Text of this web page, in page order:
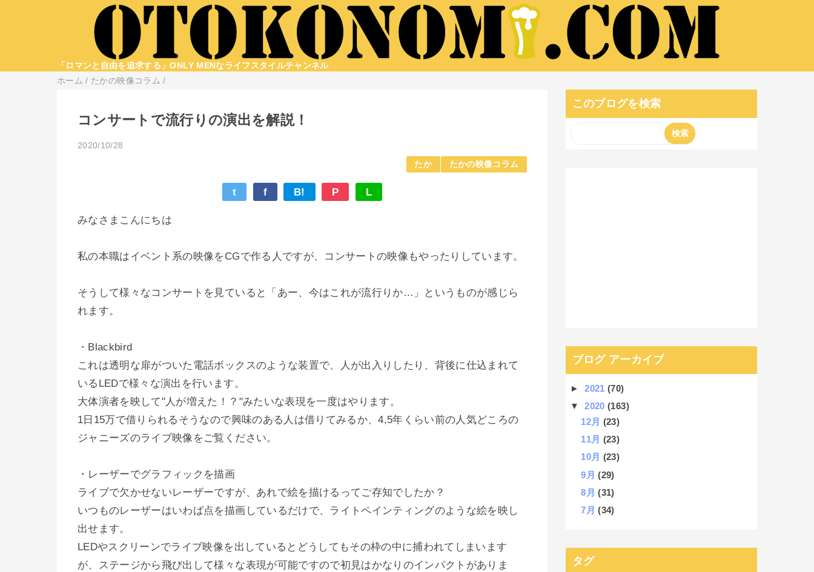
「ロマンと自由を追求する」ONLY MENなライフスタイルチャンネル
ホーム / たかの映像コラム /
コンサートで流行りの演出を解説！
2020/10/28
たか たかの映像コラム
t f B! P L
みなさまこんにちは
私の本職はイベント系の映像をCGで作る人ですが、コンサートの映像もやったりしています。
そうして様々なコンサートを見ていると「あー、今はこれが流行りか…」というものが感じら
れます。
・Blackbird
これは透明な扉がついた電話ボックスのような装置で、人が出入りしたり、背後に仕込まれて
いるLEDで様々な演出を行います。
大体演者を映して"人が増えた！？"みたいな表現を一度はやります。
1日15万で借りられるそうなので興味のある人は借りてみるか、4,5年くらい前の人気どころの
ジャニーズのライブ映像をご覧ください。
・レーザーでグラフィックを描画
ライブで欠かせないレーザーですが、あれで絵を描けるってご存知でしたか？
いつものレーザーはいわば点を描画しているだけで、ライトペインティングのような絵を映し
出せます。
LEDやスクリーンでライブ映像を出しているとどうしてもその枠の中に捕われてしまいます
が、ステージから飛び出して様々な表現が可能ですので初見はかなりのインパクトがありま
このブログを検索
ブログ アーカイブ
►2021(70)
▼2020(163)
12月 (23)
11月 (23)
10月 (23)
9月(29)
8月(31)
7月(34)
タグ